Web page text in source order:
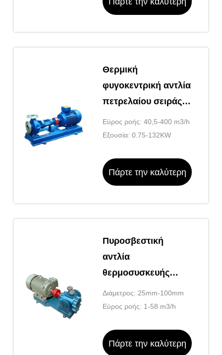
Θερμική
φυγοκεντρική αντλία
πετρελαίου σειράς
LQRY
Εύρος ροής: 40,5-400 m3/h
Εξουσία: 0.75-132KW
Πάρτε την καλύτερη
Πυροσβεστική
αντλία
θερμοσυσκευής
σειράς LQB για
άσφαλτο
Διάμετρος: 25mm-100mm
Εύρος ροής: 1-58 m3/h
Πάρτε την καλύτερη